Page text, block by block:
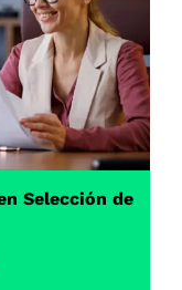
Selección de